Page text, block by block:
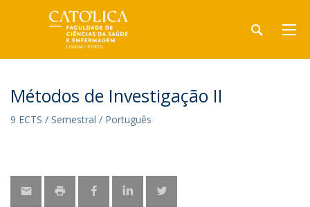
Métodos de Investigação II
9 ECTS / Semestral / Português